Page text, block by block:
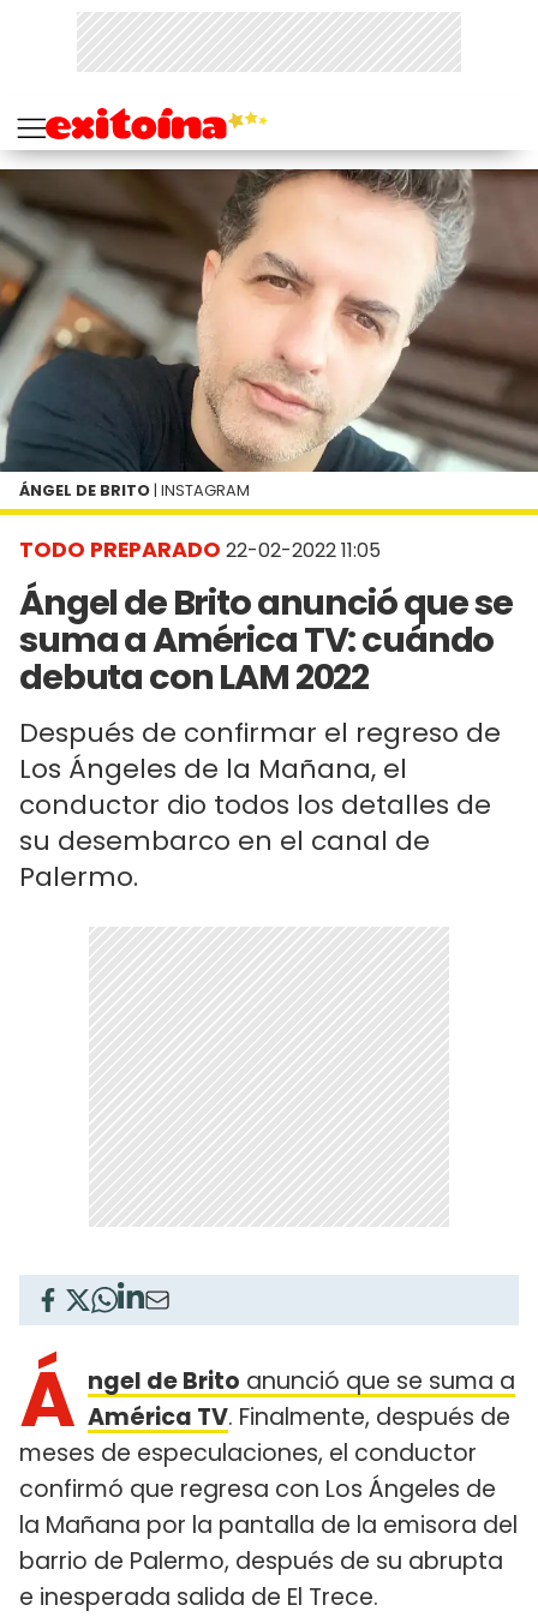
TODO PREPARADO 22-02-2022 11:05
Ángel de Brito anunció que se
suma a América TV: cuándo
debuta con LAM 2022
Después de confirmar el regreso de
Los Ángeles de la Mañana, el
conductor dio todos los detalles de
su desembarco en el canal de
Palermo.
ÁNGEL DE BRITO | INSTAGRAM
Á ngel de Brito anunció que se suma a
América TV. Finalmente, después de
meses de especulaciones, el conductor
confirmó que regresa con Los Ángeles de
la Mañana por la pantalla de la emisora del
barrio de Palermo, después de su abrupta
e inesperada salida de El Trece.